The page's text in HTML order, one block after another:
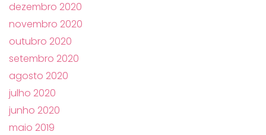
dezembro 2020
novembro 2020
outubro 2020
setembro 2020
agosto 2020
julho 2020
junho 2020
maio 2019